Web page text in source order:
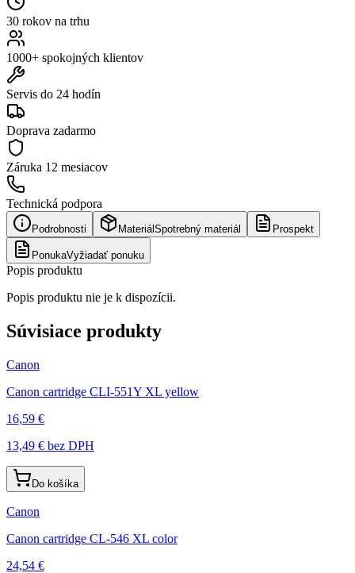
30 rokov na trhu
1000+ spokojných klientov
Servis do 24 hodín
Doprava zadarmo
Záruka 12 mesiacov
Technická podpora
Podrobnosti Materiál Spotrebný materiál Prospekt
PonukaVyžiadať ponuku
Popis produktu
Popis produktu nie je k dispozícii.
Súvisiace produkty
Canon
Canon cartridge CLI-551Y XL yellow
16,59 €
13,49 € bez DPH
Do košíka
Canon
Canon cartridge CL-546 XL color
24,54 €